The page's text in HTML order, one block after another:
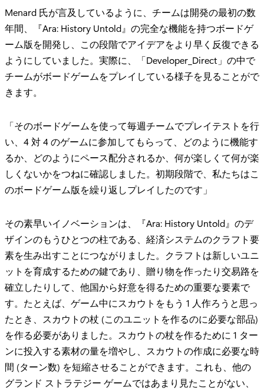
Menard 氏が言及しているように、チームは開発の最初の数
年間、『Ara: History Untold』の完全な機能を持つボードゲ
ーム版を開発し、この段階でアイデアをより早く反復できる
ようにしていました。実際に、「Developer_Direct」の中で
チームがボードゲームをプレイしている様子を見ることがで
きます。
「そのボードゲームを使って毎週チームでプレイテストを行
い、4 対 4 のゲームに参加してもらって、どのように機能す
るか、どのようにペース配分されるか、何が楽しくて何が楽
しくないかをつねに確認しました。初期段階で、私たちはこ
のボードゲーム版を繰り返しプレイしたのです」
その素早いイノベーションは、『Ara: History Untold』のデ
ザインのもうひとつの柱である、経済システムのクラフト要
素を生み出すことにつながりました。クラフトは新しいユニ
ットを育成するための鍵であり、贈り物を作ったり交易路を
確立したりして、他国から好意を得るための重要な要素で
す。たとえば、ゲーム中にスカウトをもう 1 人作ろうと思っ
たとき、スカウトの杖 (このユニットを作るのに必要な部品)
を作る必要がありました。スカウトの杖を作るために 1 ター
ンに投入する素材の量を増やし、スカウトの作成に必要な時
間 (ターン数) を短縮させることができます。これも、他の
グランド ストラテジー ゲームではあまり見たことがない、